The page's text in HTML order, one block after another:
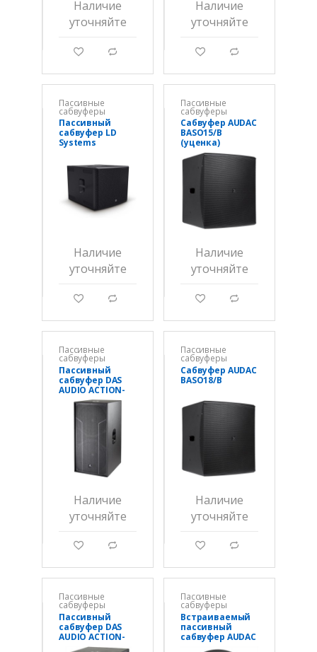
Наличие
уточняйте
g d
Наличие
уточняйте
g d
Пассивные
сабвуферы
Пассивный
сабвуфер LD
Systems
Наличие
уточняйте
g d
Пассивные
сабвуферы
Сабвуфер AUDAC
BASO15/B
(уценка)
Наличие
уточняйте
g d
Пассивные
сабвуферы
Пассивный
сабвуфер DAS
AUDIO ACTION-
S218
Наличие
уточняйте
g d
Пассивные
сабвуферы
Сабвуфер AUDAC
BASO18/B
Наличие
уточняйте
g d
Пассивные
сабвуферы
Пассивный
сабвуфер DAS
AUDIO ACTION-
Пассивные
сабвуферы
Встраиваемый
пассивный
сабвуфер AUDAC
CELO8S